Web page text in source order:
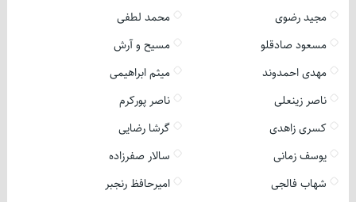
مجید رضوی
محمد لطفی
مسعود صادقلو
مسیح و آرش
مهدی احمدوند
میثم ابراهیمی
ناصر زینعلی
ناصر پورکرم
کسری زاهدی
گرشا رضایی
یوسف زمانی
سالار صفرزاده
شهاب فالجی
امیرحافظ رنجبر